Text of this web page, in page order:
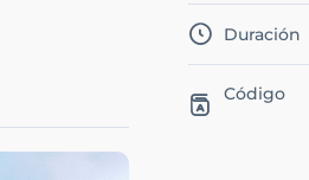
Duración
Código